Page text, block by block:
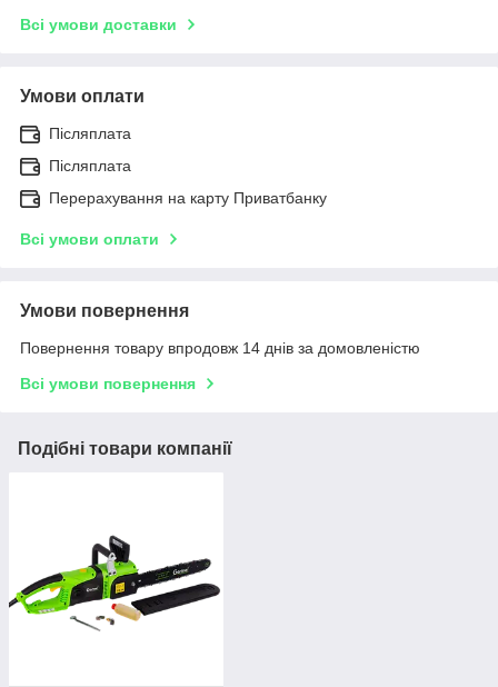
Всі умови доставки
Умови оплати
Післяплата
Післяплата
Перерахування на карту Приватбанку
Всі умови оплати
Умови повернення
Повернення товару впродовж 14 днів за домовленістю
Всі умови повернення
Подібні товари компанії